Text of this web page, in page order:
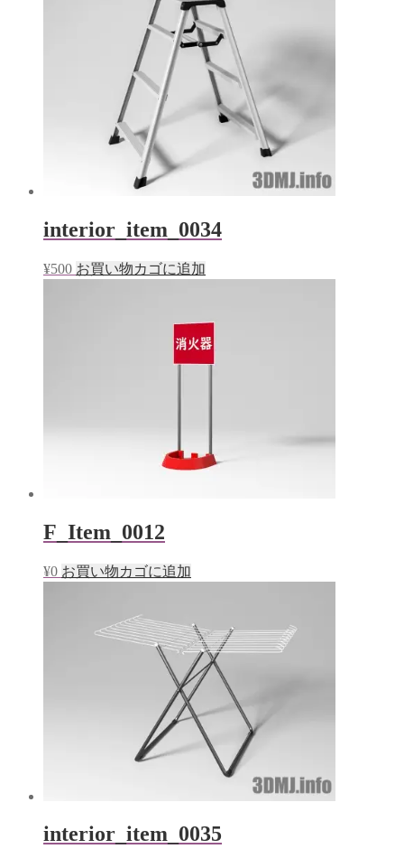
interior_item_0034
¥500 お買い物カゴに追加
F_Item_0012
¥0 お買い物カゴに追加
interior_item_0035